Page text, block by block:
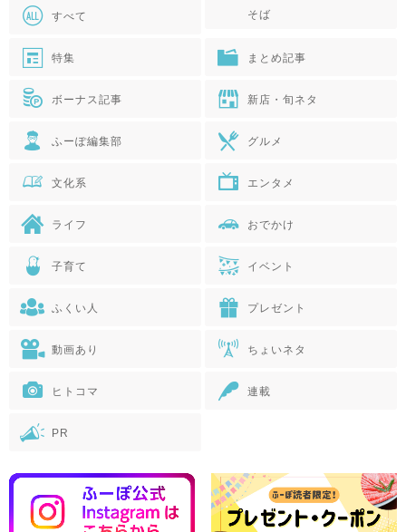
すべて そば
特集 まとめ記事
ボーナス記事 新店・旬ネタ
ふーぽ編集部 グルメ
文化系 エンタメ
ライフ おでかけ
子育て イベント
ふくい人 プレゼント
動画あり ちょいネタ
ヒトコマ 連載
PR